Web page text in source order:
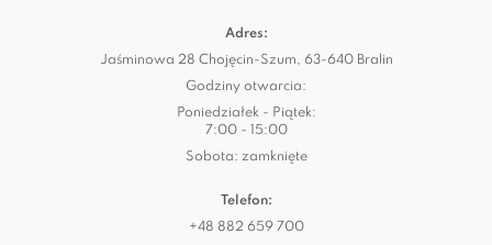
Adres:
Jaśminowa 28 Chojęcin-Szum, 63-640 Bralin
Godziny otwarcia:
Poniedziałek - Piątek:
7:00 - 15:00
Sobota: zamknięte
Telefon:
+48 882 659 700